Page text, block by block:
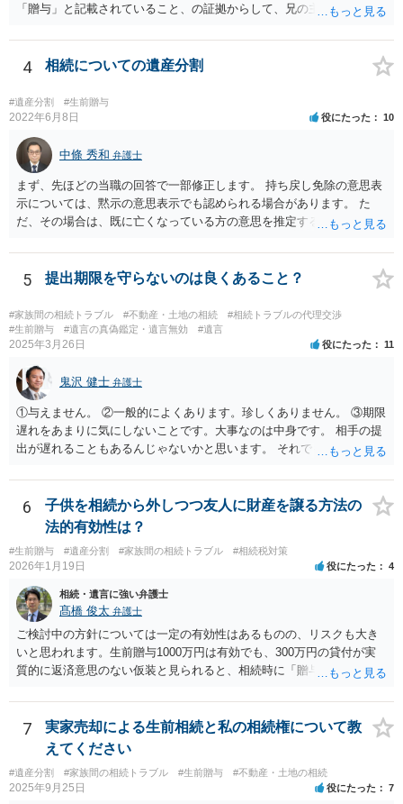
「贈与」と記載されていること、の証拠からして、兄の主張は通らな
わなければ、遺産分割調停を申し立てて進めるのがベターのような気
がしますね。
4 相続についての遺産分割
#遺産分割 #生前贈与
2022年6月8日 役にたった 10
中條 秀和 弁護士
まず、先ほどの当職の回答で一部修正します。 持ち戻し免除の意思表
示については、黙示の意思表示でも認められる場合があります。 た
だ、その場合は、既に亡くなっている方の意思を推定することになり
持ち戻し免除の意思表示は書面で明確にしておいていただくべきとい
う結論は変わりません。 誤解を与えるような回答でした。失礼しまし
た。 文言については、「〇〇に対する生前贈与による特別受益の持ち
戻しをすべて免除する」というのがオーソドックスなものですが、ご
心配ならば、弁護士のところに行って、特別受益となりそうな贈与に
ついて説明した上で、適切な文言についてご相談してみてはいかがで
しょうか。
5 提出期限を守らないのは良くあること？
#家族間の相続トラブル #不動産・土地の相続
#相続トラブルの代理交渉
#生前贈与
#遺言の真偽鑑定・遺言無効 #遺言
2025年3月26日 役にたった 11
鬼沢 健士 弁護士
①与えません。 ②一般的によくあります。珍しくありません。 ③期限
遅れをあまりに気にしないことです。大事なのは中身です。 相手の提
出が遅れることもあるんじゃないかと思います。 それでもあなた有利
6
子供を相続から外しつつ友人に財産を譲る方法の
法的有効性は？
#生前贈与 #遺産分割 #家族間の相続トラブル #相続税対策
2026年1月19日 役にたった 4
相続・遺言に強い弁護士
髙橋 俊太 弁護士
ご検討中の方針については一定の有効性はあるものの、リスクも大き
いと思われます。生前贈与1000万円は有効でも、300万円の貸付が実
質的に返済意思のない仮装と見られると、相続時に「贈与」と評価さ
法として考えられるものとしては、 ①信託（家族信託・目的信託） 財
産を信託口に移し、受託者（信頼できる友人や専門職）に管理させ、
・生存中はあなたの生活費・介護費に優先充当 ・残余を友人や慈善団
体へ と使途を厳格に指定。相続ではなく信託帰属になるため、子の関
与を大きく排除できます。 ②遺言＋生命保険の組合せ 生活資金は手元
に残し、余剰資金で受取人を友人・団体にした保険を活用。保険金は
7
実家売却による生前相続と私の相続権について教
えてください
#遺産分割 #家族間の相続トラブル #生前贈与 #不動産・土地の相続
2025年9月25日 役にたった 7